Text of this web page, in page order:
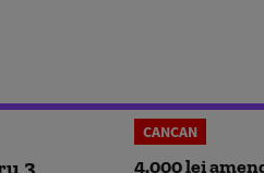
3
CANCAN
4.000 lei